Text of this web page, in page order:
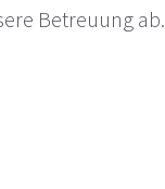
Betreuung ab.